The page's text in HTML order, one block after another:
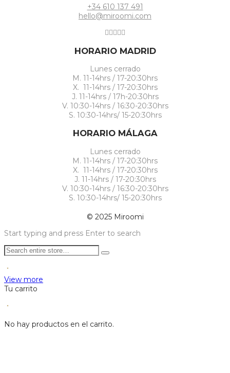
+34 610 137 491
hello@miroomi.com
HORARIO MADRID
Lunes cerrado
M. 11-14hrs / 17-20:30hrs
X. 11-14hrs / 17-20:30hrs
J. 11-14hrs / 17h-20:30hrs
V. 10:30-14hrs / 16:30-20:30hrs
S. 10:30-14hrs/ 15-20:30hrs
HORARIO MÁLAGA
Lunes cerrado
M. 11-14hrs / 17-20:30hrs
X. 11-14hrs / 17-20:30hrs
J. 11-14hrs / 17-20:30hrs
V. 10:30-14hrs / 16:30-20:30hrs
S. 10:30-14hrs/ 15-20:30hrs
© 2025 Miroomi
Start typing and press Enter to search
View more
Tu carrito
No hay productos en el carrito.